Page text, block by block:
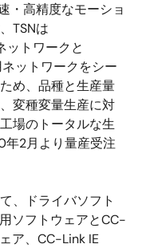
・高精度なモーショ
TSNは
ットワークと
ットワークをシー
め、品種と生産量
変種変量生産に対
場のトータルな生
2月より量産受注
、ドライバソフト
ソフトウェアとCC-
ア、CC-Link IE